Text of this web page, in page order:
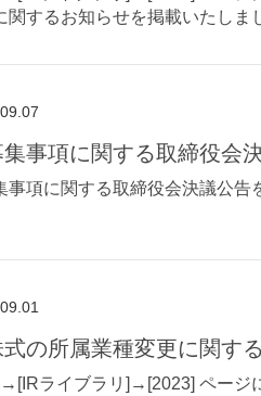
関するお知らせを掲載いたし
集事項に関する取締役会
事項に関する取締役会決議公
式の所属業種変更に関す
ライブラリ]→[2023] ページ